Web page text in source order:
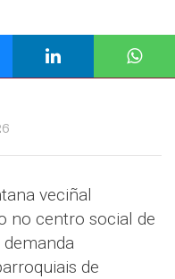
veciñal
no centro social de
de